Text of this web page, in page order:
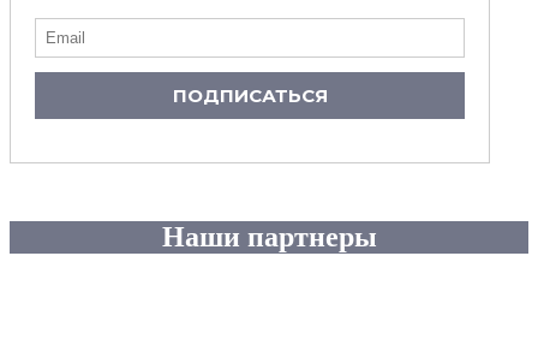
ПОДПИСАТЬСЯ
Наши партнеры